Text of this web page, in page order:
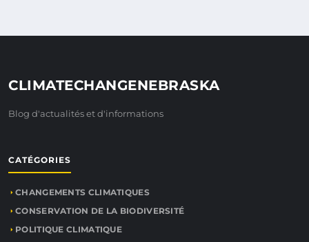
CLIMATECHANGENEBRASKA
Blog d'actualités et d'informations
CATÉGORIES
CHANGEMENTS CLIMATIQUES
CONSERVATION DE LA BIODIVERSITÉ
POLITIQUE CLIMATIQUE